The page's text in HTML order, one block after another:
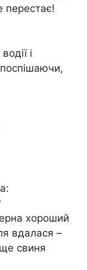
перестає!
і
хороший
вдалася –
свиня